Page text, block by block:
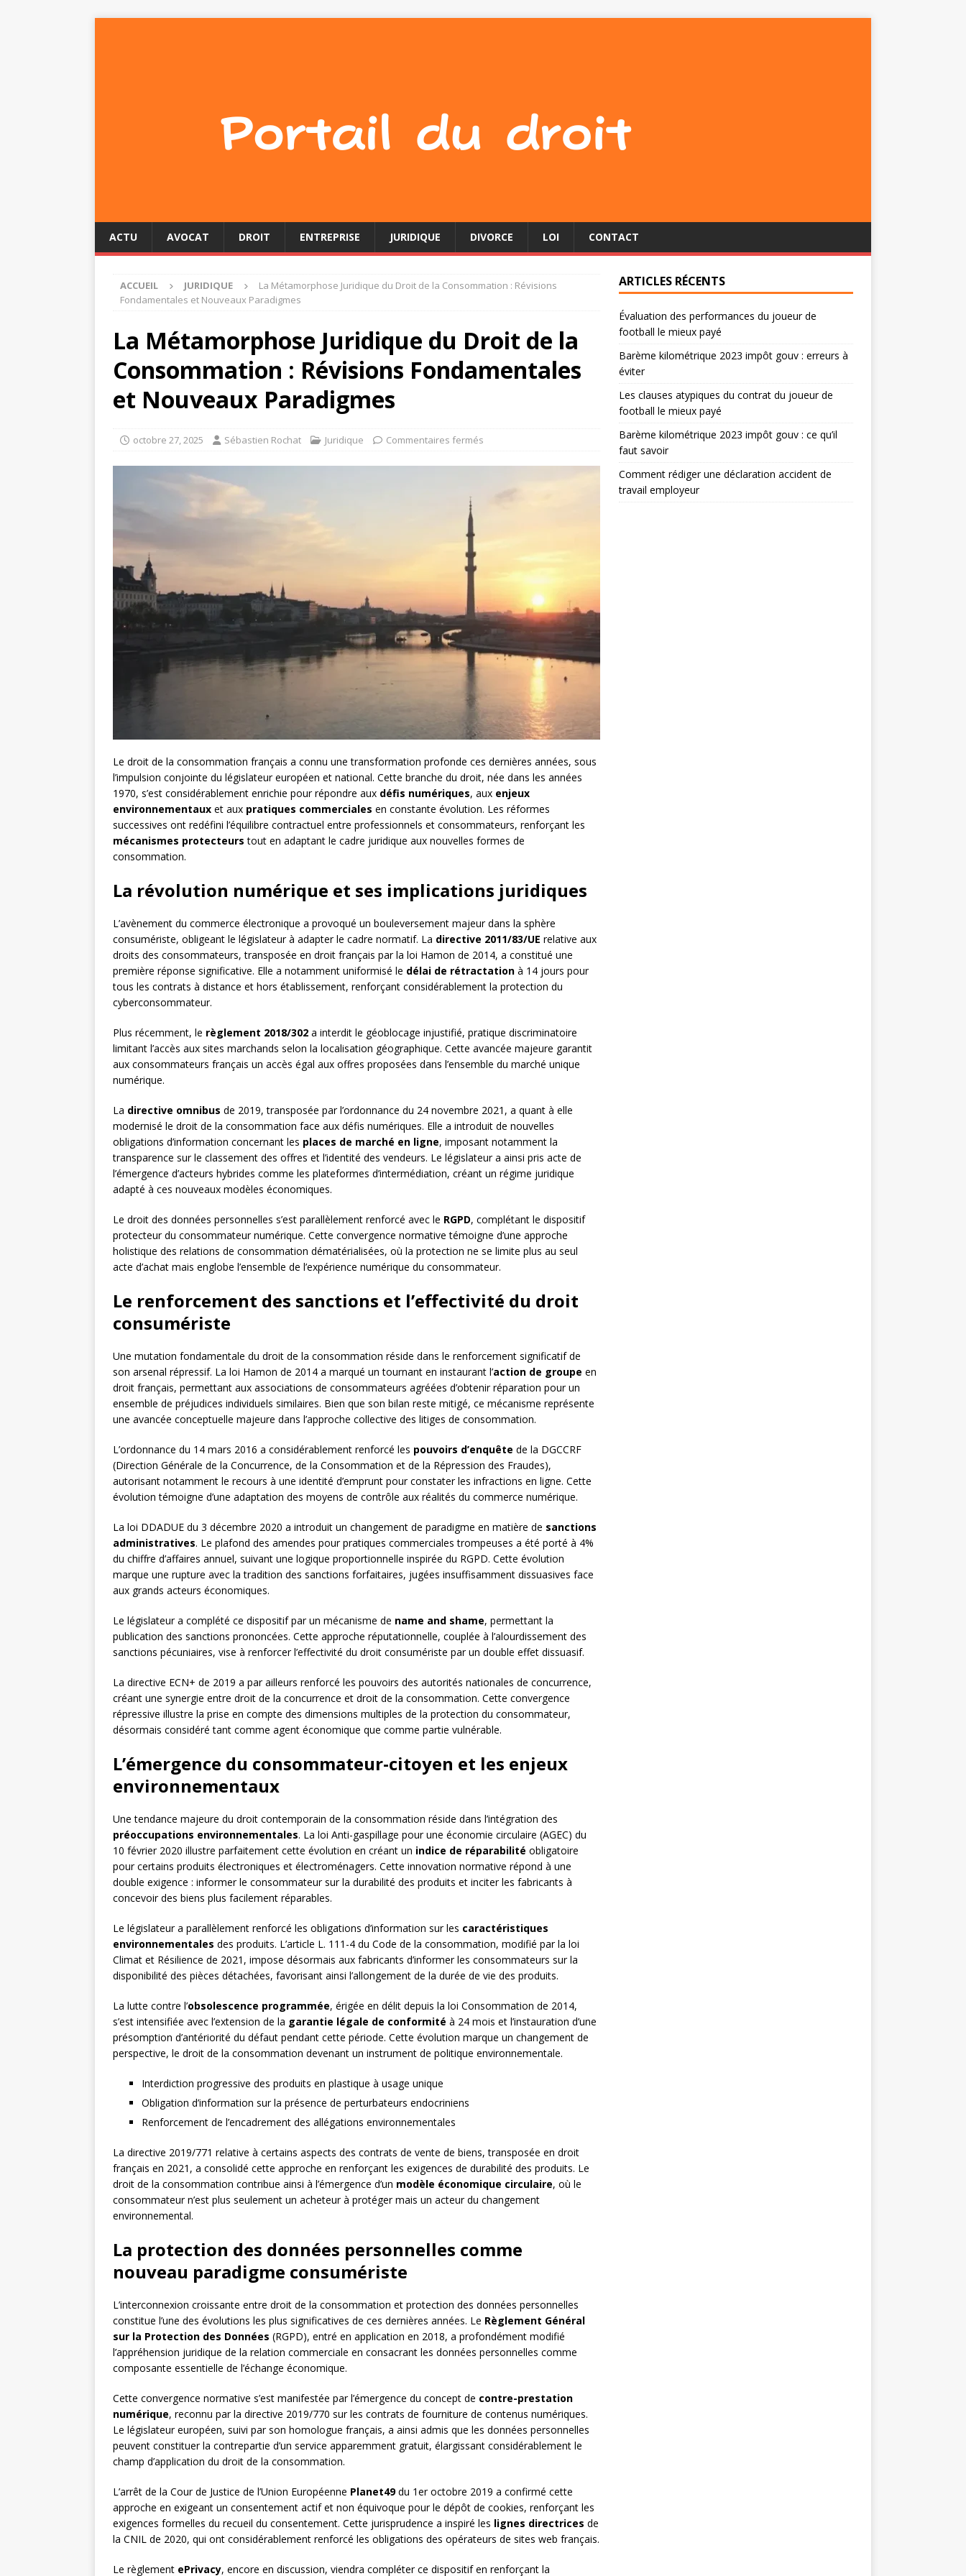
ACTU AVOCAT DROIT ENTREPRISE JURIDIQUE DIVORCE LOI CONTACT
ACCUEIL JURIDIQUE
La Métamorphose Juridique du Droit de la Consommation : Révisions
Fondamentales et Nouveaux Paradigmes
La Métamorphose Juridique du Droit de la
Consommation : Révisions Fondamentales
et Nouveaux Paradigmes
octobre 27, 2025 Sébastien Rochat Juridique Commentaires fermés
Le droit de la consommation français a connu une transformation profonde ces dernières années, sous
l’impulsion conjointe du législateur européen et national. Cette branche du droit, née dans les années
1970, s’est considérablement enrichie pour répondre aux défis numériques, aux enjeux
environnementaux et aux pratiques commerciales en constante évolution. Les réformes
successives ont redéfini l’équilibre contractuel entre professionnels et consommateurs, renforçant les
mécanismes protecteurs tout en adaptant le cadre juridique aux nouvelles formes de
consommation.
La révolution numérique et ses implications juridiques
L’avènement du commerce électronique a provoqué un bouleversement majeur dans la sphère
consumériste, obligeant le législateur à adapter le cadre normatif. La directive 2011/83/UE relative aux
droits des consommateurs, transposée en droit français par la loi Hamon de 2014, a constitué une
première réponse significative. Elle a notamment uniformisé le délai de rétractation à 14 jours pour
tous les contrats à distance et hors établissement, renforçant considérablement la protection du
cyberconsommateur.
Plus récemment, le règlement 2018/302 a interdit le géoblocage injustifié, pratique discriminatoire
limitant l’accès aux sites marchands selon la localisation géographique. Cette avancée majeure garantit
aux consommateurs français un accès égal aux offres proposées dans l’ensemble du marché unique
numérique.
La directive omnibus de 2019, transposée par l’ordonnance du 24 novembre 2021, a quant à elle
modernisé le droit de la consommation face aux défis numériques. Elle a introduit de nouvelles
obligations d’information concernant les places de marché en ligne, imposant notamment la
transparence sur le classement des offres et l’identité des vendeurs. Le législateur a ainsi pris acte de
l’émergence d’acteurs hybrides comme les plateformes d’intermédiation, créant un régime juridique
adapté à ces nouveaux modèles économiques.
Le droit des données personnelles s’est parallèlement renforcé avec le RGPD, complétant le dispositif
protecteur du consommateur numérique. Cette convergence normative témoigne d’une approche
holistique des relations de consommation dématérialisées, où la protection ne se limite plus au seul
acte d’achat mais englobe l’ensemble de l’expérience numérique du consommateur.
Le renforcement des sanctions et l’effectivité du droit
consumériste
Une mutation fondamentale du droit de la consommation réside dans le renforcement significatif de
son arsenal répressif. La loi Hamon de 2014 a marqué un tournant en instaurant l’action de groupe en
droit français, permettant aux associations de consommateurs agréées d’obtenir réparation pour un
ensemble de préjudices individuels similaires. Bien que son bilan reste mitigé, ce mécanisme représente
une avancée conceptuelle majeure dans l’approche collective des litiges de consommation.
L’ordonnance du 14 mars 2016 a considérablement renforcé les pouvoirs d’enquête de la DGCCRF
(Direction Générale de la Concurrence, de la Consommation et de la Répression des Fraudes),
autorisant notamment le recours à une identité d’emprunt pour constater les infractions en ligne. Cette
évolution témoigne d’une adaptation des moyens de contrôle aux réalités du commerce numérique.
La loi DDADUE du 3 décembre 2020 a introduit un changement de paradigme en matière de sanctions
administratives. Le plafond des amendes pour pratiques commerciales trompeuses a été porté à 4%
du chiffre d’affaires annuel, suivant une logique proportionnelle inspirée du RGPD. Cette évolution
marque une rupture avec la tradition des sanctions forfaitaires, jugées insuffisamment dissuasives face
aux grands acteurs économiques.
Le législateur a complété ce dispositif par un mécanisme de name and shame, permettant la
publication des sanctions prononcées. Cette approche réputationnelle, couplée à l’alourdissement des
sanctions pécuniaires, vise à renforcer l’effectivité du droit consumériste par un double effet dissuasif.
La directive ECN+ de 2019 a par ailleurs renforcé les pouvoirs des autorités nationales de concurrence,
créant une synergie entre droit de la concurrence et droit de la consommation. Cette convergence
répressive illustre la prise en compte des dimensions multiples de la protection du consommateur,
désormais considéré tant comme agent économique que comme partie vulnérable.
L’émergence du consommateur-citoyen et les enjeux
environnementaux
Une tendance majeure du droit contemporain de la consommation réside dans l’intégration des
préoccupations environnementales. La loi Anti-gaspillage pour une économie circulaire (AGEC) du
10 février 2020 illustre parfaitement cette évolution en créant un indice de réparabilité obligatoire
pour certains produits électroniques et électroménagers. Cette innovation normative répond à une
double exigence : informer le consommateur sur la durabilité des produits et inciter les fabricants à
concevoir des biens plus facilement réparables.
Le législateur a parallèlement renforcé les obligations d’information sur les caractéristiques
environnementales des produits. L’article L. 111-4 du Code de la consommation, modifié par la loi
Climat et Résilience de 2021, impose désormais aux fabricants d’informer les consommateurs sur la
disponibilité des pièces détachées, favorisant ainsi l’allongement de la durée de vie des produits.
La lutte contre l’obsolescence programmée, érigée en délit depuis la loi Consommation de 2014,
s’est intensifiée avec l’extension de la garantie légale de conformité à 24 mois et l’instauration d’une
présomption d’antériorité du défaut pendant cette période. Cette évolution marque un changement de
perspective, le droit de la consommation devenant un instrument de politique environnementale.
Interdiction progressive des produits en plastique à usage unique
Obligation d’information sur la présence de perturbateurs endocriniens
Renforcement de l’encadrement des allégations environnementales
La directive 2019/771 relative à certains aspects des contrats de vente de biens, transposée en droit
français en 2021, a consolidé cette approche en renforçant les exigences de durabilité des produits. Le
droit de la consommation contribue ainsi à l’émergence d’un modèle économique circulaire, où le
consommateur n’est plus seulement un acheteur à protéger mais un acteur du changement
environnemental.
La protection des données personnelles comme
nouveau paradigme consumériste
L’interconnexion croissante entre droit de la consommation et protection des données personnelles
constitue l’une des évolutions les plus significatives de ces dernières années. Le Règlement Général
sur la Protection des Données (RGPD), entré en application en 2018, a profondément modifié
l’appréhension juridique de la relation commerciale en consacrant les données personnelles comme
composante essentielle de l’échange économique.
Cette convergence normative s’est manifestée par l’émergence du concept de contre-prestation
numérique, reconnu par la directive 2019/770 sur les contrats de fourniture de contenus numériques.
Le législateur européen, suivi par son homologue français, a ainsi admis que les données personnelles
peuvent constituer la contrepartie d’un service apparemment gratuit, élargissant considérablement le
champ d’application du droit de la consommation.
L’arrêt de la Cour de Justice de l’Union Européenne Planet49du 1er octobre 2019 a confirmé cette
approche en exigeant un consentement actif et non équivoque pour le dépôt de cookies, renforçant les
exigences formelles du recueil du consentement. Cette jurisprudence a inspiré les lignes directrices de
la CNIL de 2020, qui ont considérablement renforcé les obligations des opérateurs de sites web français.
Le règlement ePrivacy, encore en discussion, viendra compléter ce dispositif en renforçant la
ARTICLES RÉCENTS
Évaluation des performances du joueur de
football le mieux payé
Barème kilométrique 2023 impôt gouv : erreurs à
éviter
Les clauses atypiques du contrat du joueur de
football le mieux payé
Barème kilométrique 2023 impôt gouv : ce qu’il
faut savoir
Comment rédiger une déclaration accident de
travail employeur